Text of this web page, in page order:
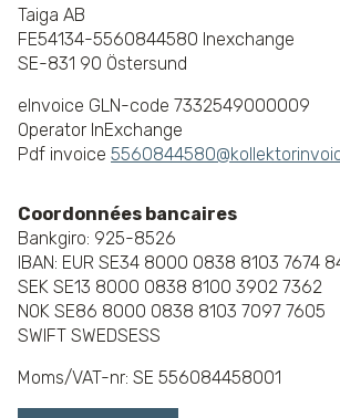
Taiga AB
FE54134-5560844580 Inexchange
SE-831 90 Östersund
eInvoice GLN-code 7332549000009
Operator InExchange
Pdf invoice
Coordonnées bancaires
Bankgiro: 925-8526
IBAN: EUR SE34 8000 0838 8103 7674
SEK SE13 8000 0838 8100 3902 7362
NOK SE86 8000 0838 8103 7097 7605
SWIFT SWEDSESS
Moms/VAT-nr: SE 556084458001